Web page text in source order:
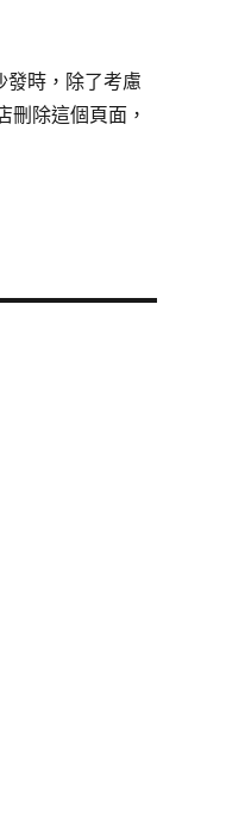
發時，除了考慮
刪除這個頁面，